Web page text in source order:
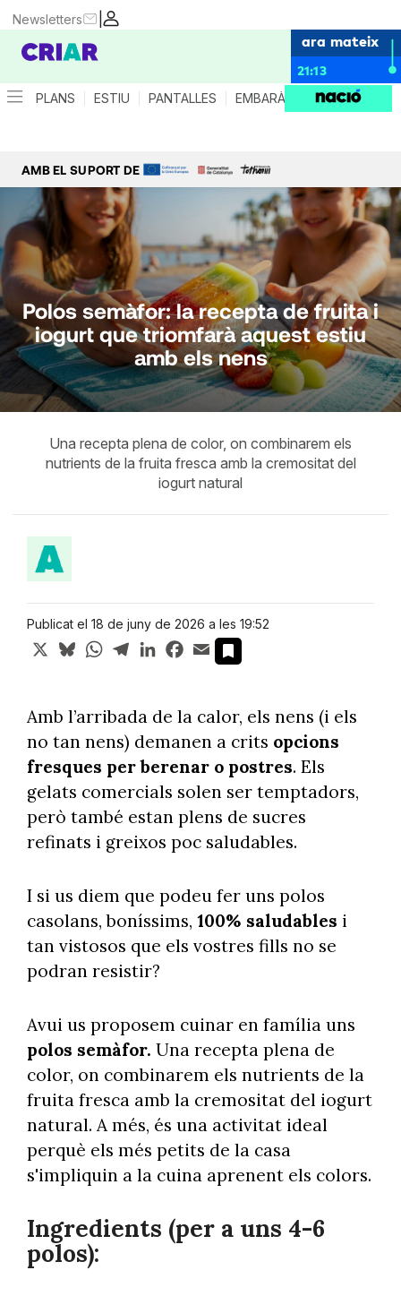
|
Newsletters
ara mateix
21:13
PLANS ESTIU PANTALLES EMBARÀS CRIANÇA
AMB EL SUPORT DE
Polos semàfor: la recepta de fruita i
iogurt que triomfarà aquest estiu
amb els nens
Una recepta plena de color, on combinarem els
nutrients de la fruita fresca amb la cremositat del
iogurt natural
Publicat el 18 de juny de 2026 a les 19:52
X BlueskyWhatsApp
TelegramLinkedInFacebook
Email
Amb l’arribada de la calor, els nens (i els
no tan nens) demanen a crits opcions
fresques per berenar o postres. Els
gelats comercials solen ser temptadors,
però també estan plens de sucres
refinats i greixos poc saludables.
I si us diem que podeu fer uns polos
casolans, boníssims,100% saludables i
tan vistosos que els vostres fills no se
podran resistir?
Avui us proposem cuinar en família uns
polos semàfor. Una recepta plena de
color, on combinarem els nutrients de la
fruita fresca amb la cremositat del iogurt
natural. A més, és una activitat ideal
perquè els més petits de la casa
s'impliquin a la cuina aprenent els colors.
Ingredients (per a uns 4-6
polos):